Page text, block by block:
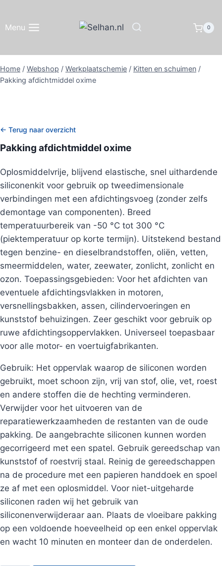
inhoud
Menu 0
Home / Webshop / Werkplaatschemie / Kitten en schuimen /
Pakking afdichtmiddel oxime
← Terug naar overzicht
Pakking afdichtmiddel oxime
Oplosmiddelvrije, blijvend elastische, snel uithardende
siliconenkit voor gebruik op tweedimensionale
verbindingen met een afdichtingsvoeg (zonder zelfs
demontage van componenten). Breed
temperatuurbereik van -50 °C tot 300 °C
(piektemperatuur op korte termijn). Uitstekend bestand
tegen benzine- en dieselbrandstoffen, oliën, vetten,
smeermiddelen, water, zeewater, zonlicht, zonlicht en
ozon. Toepassingsgebieden: Voor het afdichten van
eventuele afdichtingsvlakken in motoren,
versnellingsbakken, assen, cilindervoeringen en
kunststof behuizingen. Zeer geschikt voor gebruik op
ruwe afdichtingsoppervlakken. Universeel toepasbaar
voor alle motor- en voertuigfabrikanten.
Gebruik: Het oppervlak waarop de siliconen worden
gebruikt, moet schoon zijn, vrij van stof, olie, vet, roest
en andere stoffen die de hechting verminderen.
Verwijder voor het uitvoeren van de
reparatiewerkzaamheden de restanten van de oude
pakking. De aangebrachte siliconen kunnen worden
gecorrigeerd met een spatel. Gebruik gereedschap van
kunststof of roestvrij staal. Reinig de gereedschappen
na de procedure met een papieren handdoek en spoel
ze af met een oplosmiddel. Voor niet-uitgeharde
siliconen raden wij het gebruik van
siliconenverwijderaar aan. Plaats de vloeibare pakking
op een voldoende hoeveelheid op een enkel oppervlak
en wacht 10 minuten en monteer dan de onderdelen.